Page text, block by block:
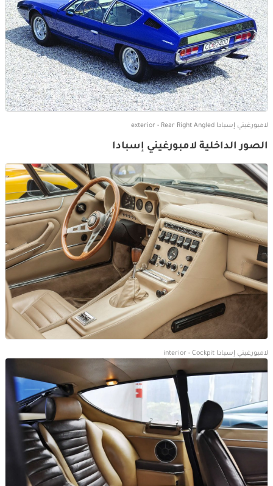
لامبورغيني إسبادا exterior - Rear Right Angled
الصور الداخلية لامبورغيني إسبادا
لامبورغيني إسبادا interior - Cockpit